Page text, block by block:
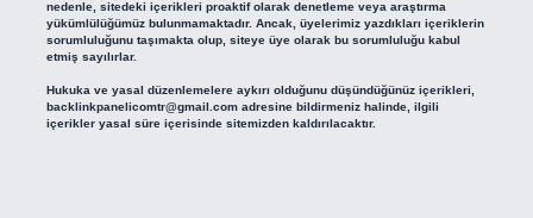
nedenle, sitedeki içerikleri proaktif olarak denetleme veya araştırma
yükümlülüğümüz bulunmamaktadır. Ancak, üyelerimiz yazdıkları içeriklerin
sorumluluğunu taşımakta olup, siteye üye olarak bu sorumluluğu kabul
etmiş sayılırlar.
Hukuka ve yasal düzenlemelere aykırı olduğunu düşündüğünüz içerikleri,
backlinkpanelicomtr@gmail.comadresine bildirmeniz halinde, ilgili
içerikler yasal süre içerisinde sitemizden kaldırılacaktır.